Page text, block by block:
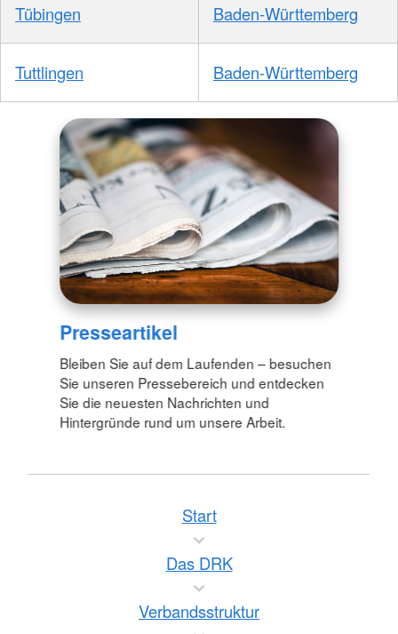
Tübingen Baden-Württemberg
Tuttlingen Baden-Württemberg
Presseartikel
Bleiben Sie auf dem Laufenden – besuchen
Sie unseren Pressebereich und entdecken
Sie die neuesten Nachrichten und
Hintergründe rund um unsere Arbeit.
Start
Das DRK
Verbandsstruktur